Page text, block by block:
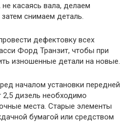
касаясь вала, делаем
снимаем деталь.
дефектовку всех
Форд Транзит, чтобы при
изношенные детали на новые.
началом установки передней
дизель необходимо
места. Старые элементы
бумагой или средством